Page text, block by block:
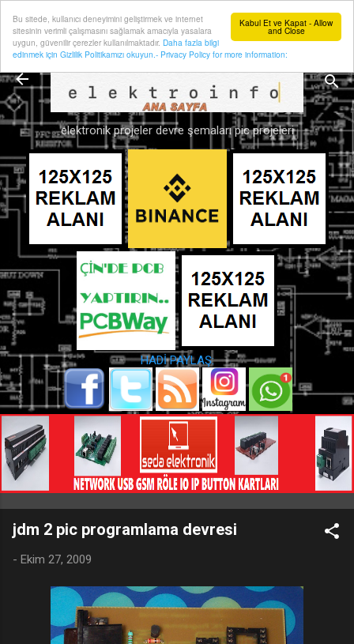
Kabul Et ve Kapat - Allow
and Close
Bu sitede, kullanıcı deneyimini geliştirmek ve internet
sitesinin verimli çalışmasını sağlamak amacıyla yasalara
uygun, güvenilir çerezler kullanılmaktadır. Daha fazla bilgi
edinmek için Gizlilik Politikamızı okuyun.- Privacy Policy for more information:
Ana içeriğe atla
elektronik projeler devre şemaları pic projeleri
HADİ PAYLAŞ:
jdm 2 pic programlama devresi
- Ekim 27, 2009